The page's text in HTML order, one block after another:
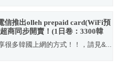
信推出olleh prepaid card(WiFi預
商同步開賣！(1日卷：3300韓
整天無限上網
很多韓國上網的方式！！，請見&...